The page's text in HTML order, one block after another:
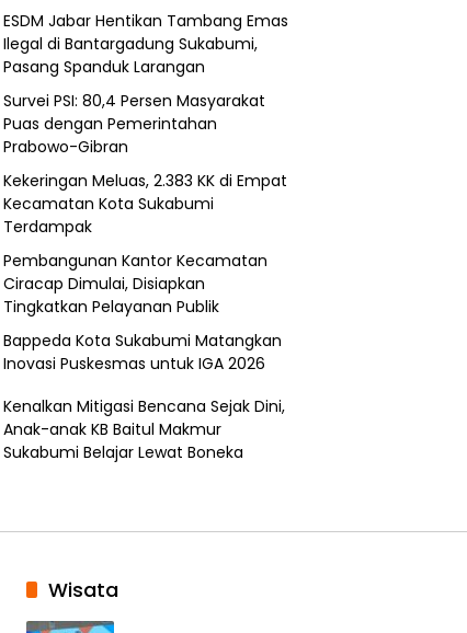
ESDM Jabar Hentikan Tambang Emas
Ilegal di Bantargadung Sukabumi,
Pasang Spanduk Larangan
Survei PSI: 80,4 Persen Masyarakat
Puas dengan Pemerintahan
Prabowo-Gibran
Kekeringan Meluas, 2.383 KK di Empat
Kecamatan Kota Sukabumi
Terdampak
Pembangunan Kantor Kecamatan
Ciracap Dimulai, Disiapkan
Tingkatkan Pelayanan Publik
Bappeda Kota Sukabumi Matangkan
Inovasi Puskesmas untuk IGA 2026
Kenalkan Mitigasi Bencana Sejak Dini,
Anak-anak KB Baitul Makmur
Sukabumi Belajar Lewat Boneka
Wisata